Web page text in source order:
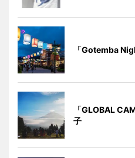
「Gotemba
「GLOBAL
子